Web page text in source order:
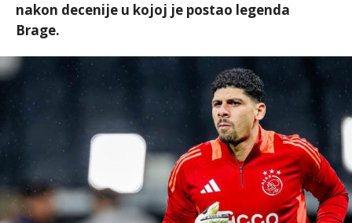
nakon decenije u kojoj je postao legenda
Brage.